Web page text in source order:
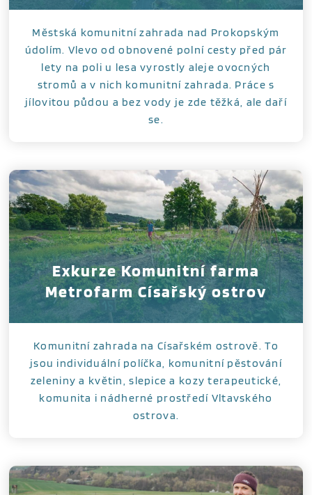
Městská komunitní zahrada nad Prokopským
údolím. Vlevo od obnovené polní cesty před pár
lety na poli u lesa vyrostly aleje ovocných
stromů a v nich komunitní zahrada. Práce s
jílovitou půdou a bez vody je zde těžká, ale daří
se.
Exkurze Komunitní farma
Metrofarm Císařský ostrov
Komunitní zahrada na Císařském ostrově. To
jsou individuální políčka, komunitní pěstování
zeleniny a květin, slepice a kozy terapeutické,
komunita i nádherné prostředí Vltavského
ostrova.